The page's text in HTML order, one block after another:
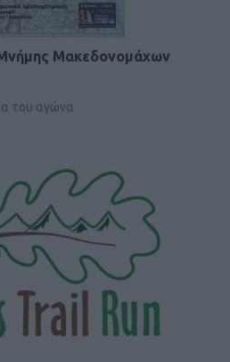
Μακεδονομάχων
του αγώνα